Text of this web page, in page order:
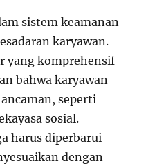
sistem keamanan
karyawan.
yang komprehensif
bahwa karyawan
seperti
sosial.
harus diperbarui
dengan